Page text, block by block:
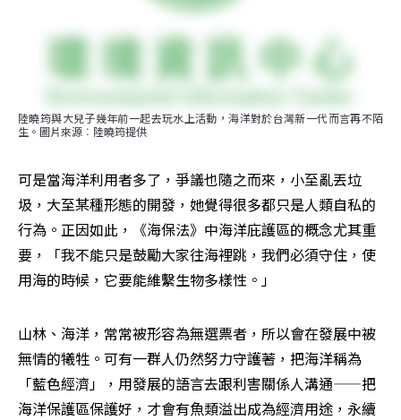
陸曉筠與大兒子幾年前一起去玩水上活動，海洋對於台灣新一代而言再不陌
生。圖片來源︰陸曉筠提供
可是當海洋利用者多了，爭議也隨之而來，小至亂丟垃
圾，大至某種形態的開發，她覺得很多都只是人類自私的
行為。正因如此，《海保法》中海洋庇護區的概念尤其重
要，「我不能只是鼓勵大家往海裡跳，我們必須守住，使
用海的時候，它要能維繫生物多樣性。」
山林、海洋，常常被形容為無選票者，所以會在發展中被
無情的犧牲。可有一群人仍然努力守護著，把海洋稱為
「藍色經濟」，用發展的語言去跟利害關係人溝通——把
海洋保護區保護好，才會有魚類溢出成為經濟用途，永續